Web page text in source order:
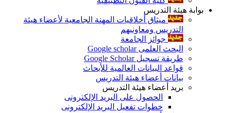
بوابة هيئة التدريس
ميثاق أخلاقيات المهنة الجامعية لأعضاء هيئة
التدريس ومعاونيهم
جوائز الجامعة
البحث العلمى Google scholar
طريقة تسجيل Google Scholar
قواعد البيانات العالمية للأبحاث
بيانات أعضاء هيئة التدريس
بريد أعضاء هيئة التدريس
الحصول على البريد الإلكترونى
خطوات تفعيل البريد الإلكترونى